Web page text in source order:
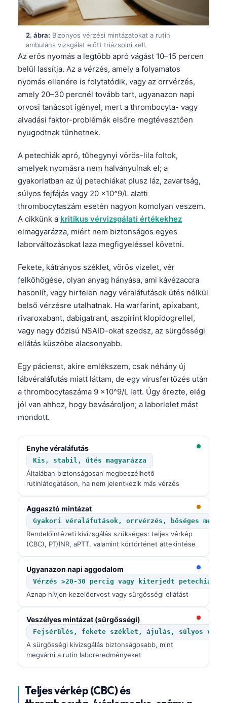
2. ábra: Bizonyos vérzési mintázatokat a rutin
ambuláns vizsgálat előtt triázsolni kell.
Az erős nyomás a legtöbb apró vágást 10–15 percen
belül lassítja. Az a vérzés, amely a folyamatos
nyomás ellenére is folytatódik, vagy az orrvérzés,
amely 20–30 percnél tovább tart, ugyanazon napi
orvosi tanácsot igényel, mert a thrombocyta- vagy
alvadási faktor-problémák elsőre megtévesztően
nyugodtnak tűnhetnek.
A petechiák apró, tűhegynyi vörös-lila foltok,
amelyek nyomásra nem halványulnak el; a
gyakorlatban az új petechiákat plusz láz, zavartság,
súlyos fejfájás vagy 20 x10^9/L alatti
thrombocytaszám esetén nagyon komolyan veszem.
A cikkünk a kritikus vérvizsgálati értékekhez
elmagyarázza, miért nem biztonságos egyes
laborváltozásokat laza megfigyeléssel követni.
Fekete, kátrányos széklet, vörös vizelet, vér
felköhögése, olyan anyag hányása, ami kávézaccra
hasonlít, vagy hirtelen nagy véraláfutások ütés nélkül
belső vérzésre utalhatnak. Ha warfarint, apixabant,
rivaroxabant, dabigatrant, aszpirint klopidogrellel,
vagy nagy dózisú NSAID-okat szedsz, az sürgősségi
ellátás küszöbe alacsonyabb.
Egy pácienst, akire emlékszem, csak néhány új
lábvéraláfutás miatt láttam, de egy vírusfertőzés után
a thrombocytaszáma 9 x10^9/L lett. Úgy érezte, elég
jól van ahhoz, hogy bevásároljon; a laborlelet mást
mondott.
Enyhe véraláfutás
Kis, stabil, ütés magyarázza
Általában biztonságosan megbeszélhető
rutinlátogatáson, ha nem jelentkezik más vérzés
Aggasztó mintázat
Gyakori véraláfutások, orrvérzés, bőséges
Rendelőintézeti kivizsgálás szükséges: teljes vérkép
(CBC), PT/INR, aPTT, valamint kórtörténet áttekintése
Ugyanazon napi aggodalom
Vérzés >20-30 percig vagy kiterjedt petechiák
Aznap hívjon kezelőorvost vagy sürgősségi ellátást
Veszélyes mintázat (sürgősségi)
Fejsérülés, fekete széklet, ájulás, súlyos
A sürgősségi kivizsgálás biztonságosabb, mint
megvárni a rutin laboreredményeket
Teljes vérkép (CBC) és